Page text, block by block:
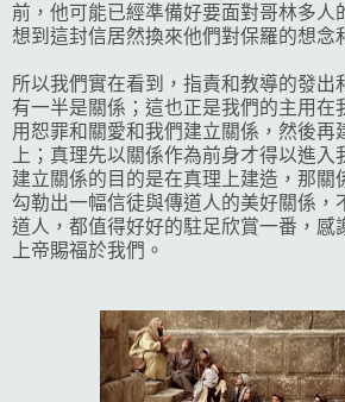
前，他可能已經準備好要面對哥林多人
想到這封信居然換來他們對保羅的想念
所以我們實在看到，指責和教導的發出
有一半是關係；這也正是我們的主用在
用恕罪和關愛和我們建立關係，然後再
上；真理先以關係作為前身才得以進
建立關係的目的是在真理上建造，那關
勾勒出一幅信徒與傳道人的美好關係，
道人，都值得好好的駐足欣賞一番，感
上帝賜福於我們。